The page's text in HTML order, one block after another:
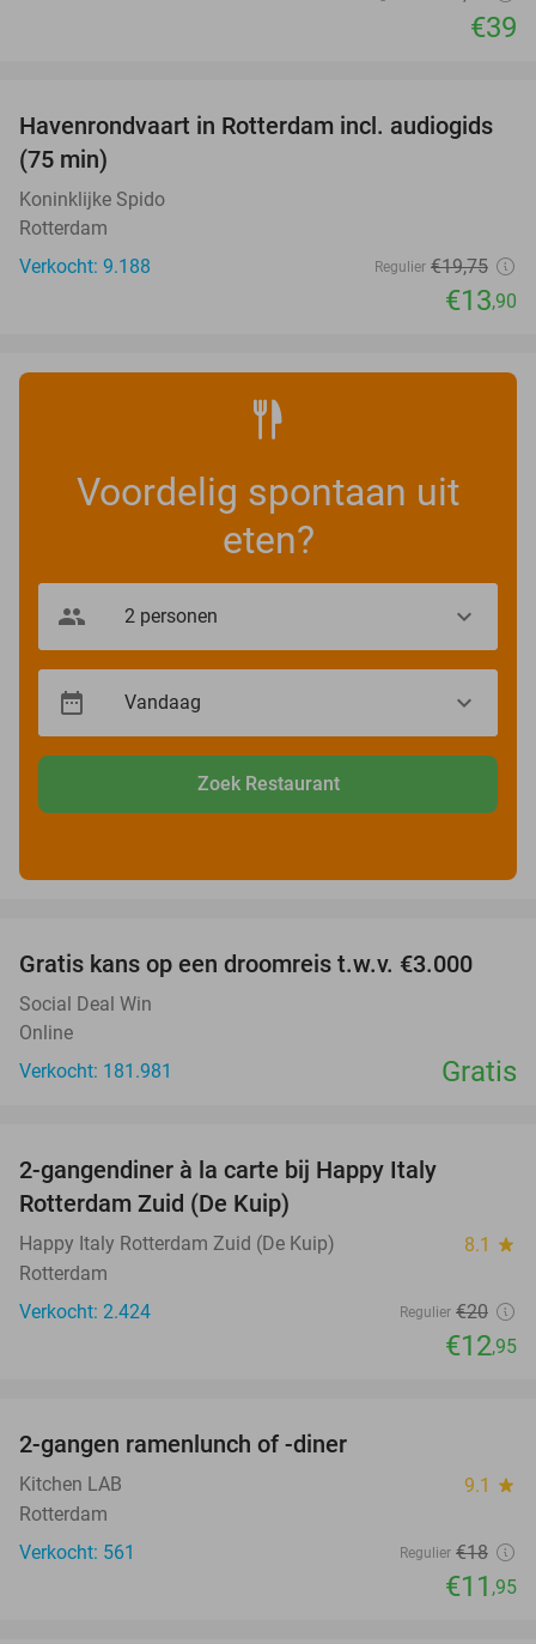
€39
30%
Havenrondvaart in Rotterdam incl. audiogids
(75 min)
Koninklijke Spido
Rotterdam
Verkocht: 9.188
Regulier €19,75
€13,90
Voordelig spontaan uit
eten?
Zoek Restaurant
Gratis kans op een droomreis t.w.v. €3.000
Social Deal Win
Online
Verkocht: 181.981
Gratis
2-gangendiner à la carte bij Happy Italy
Rotterdam Zuid (De Kuip)
Happy Italy Rotterdam Zuid (De Kuip) 8.1 star
Rotterdam
Verkocht: 2.424
Regulier €20
€12,95
2-gangen ramenlunch of -diner
Kitchen LAB 9.1 star
Rotterdam
Verkocht: 561
Regulier €18
€11 ,95